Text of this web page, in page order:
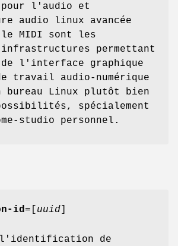
pour l'audio et
audio linux avancée
le MIDI sont les
permettant
l'interface graphique
travail audio-numérique
bureau Linux plutôt bien
spécialement
studio personnel.
id=[ uuid
l'identification de